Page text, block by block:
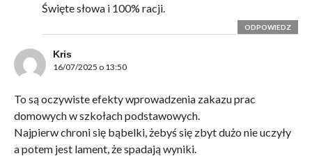
Święte słowa i 100% racji.
ODPOWIEDZ
Kris
16/07/2025 o 13:50
To są oczywiste efekty wprowadzenia zakazu prac
domowych w szkołach podstawowych.
Najpierw chroni się bąbelki, żebyś się zbyt dużo nie uczyły
a potem jest lament, że spadają wyniki.